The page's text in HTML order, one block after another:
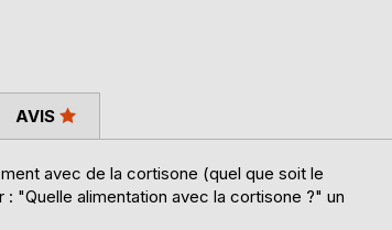
avec de la cortisone (quel que soit le
"Quelle alimentation avec la cortisone ?" un
AVIS